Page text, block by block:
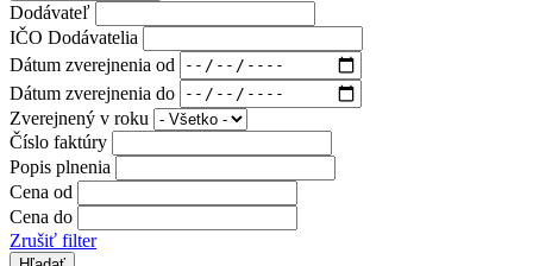
Dodávateľ
IČO Dodávatelia
Dátum zverejnenia od
Dátum zverejnenia do
Zverejnený v roku
Číslo faktúry
Popis plnenia
Cena od
Cena do
Zrušiť filter